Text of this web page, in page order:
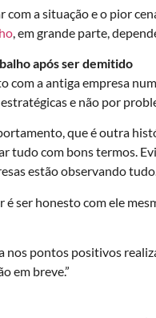
com a situação e o pior
, em grande parte,
após ser demitido
a antiga empresa
e não por
que é outra
tudo com bons termos.
estão observando
ser honesto com ele
pontos positivos
em breve.”